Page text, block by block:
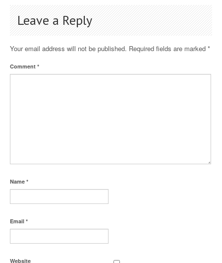
Leave a Reply
Your email address will not be published. Required fields are marked *
Comment *
Name *
Email *
Website